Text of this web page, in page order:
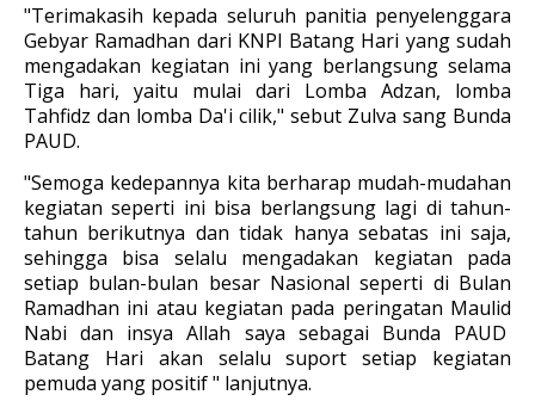
"Terimakasih kepada seluruh panitia penyelenggara
Gebyar Ramadhan dari KNPI Batang Hari yang sudah
mengadakan kegiatan ini yang berlangsung selama
Tiga hari, yaitu mulai dari Lomba Adzan, lomba
Tahfidz dan lomba Da'i cilik," sebut Zulva sang Bunda
PAUD.
"Semoga kedepannya kita berharap mudah-mudahan
kegiatan seperti ini bisa berlangsung lagi di tahun-
tahun berikutnya dan tidak hanya sebatas ini saja,
sehingga bisa selalu mengadakan kegiatan pada
setiap bulan-bulan besar Nasional seperti di Bulan
Ramadhan ini atau kegiatan pada peringatan Maulid
Nabi dan insya Allah saya sebagai Bunda PAUD
Batang Hari akan selalu suport setiap kegiatan
pemuda yang positif " lanjutnya.